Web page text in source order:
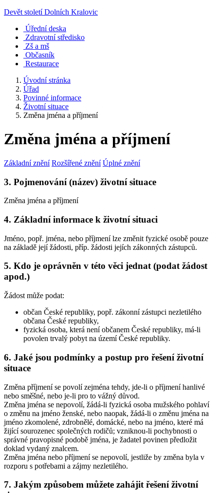
Devět století Dolních Kralovic
Úřední deska
Zdravotní středisko
Zš a mš
Občasník
Restaurace
Úvodní stránka
Úřad
Povinné informace
Životní situace
Změna jména a příjmení
Změna jména a příjmení
Základní znění Rozšířené znění Úplné znění
3. Pojmenování (název) životní situace
Změna jména a příjmení
4. Základní informace k životní situaci
Jméno, popř. jména, nebo příjmení lze změnit fyzické osobě pouze
na základě její žádosti, příp. žádosti jejích zákonných zástupců.
5. Kdo je oprávněn v této věci jednat (podat žádost
apod.)
Žádost může podat:
občan České republiky, popř. zákonní zástupci nezletilého
občana České republiky,
fyzická osoba, která není občanem České republiky, má-li
povolen trvalý pobyt na území České republiky.
6. Jaké jsou podmínky a postup pro řešení životní
situace
Změna příjmení se povolí zejména tehdy, jde-li o příjmení hanlivé
nebo směšné, nebo je-li pro to vážný důvod.
Změna jména se nepovolí, žádá-li fyzická osoba mužského pohlaví
o změnu na jméno ženské, nebo naopak, žádá-li o změnu jména na
jméno zkomolené, zdrobnělé, domácké, nebo na jméno, které má
žijící sourozenec společných rodičů; vzniknou-li pochybnosti o
správné pravopisné podobě jména, je žadatel povinen předložit
doklad vydaný znalcem.
Změna jména nebo příjmení se nepovolí, jestliže by změna byla v
rozporu s potřebami a zájmy nezletilého.
7. Jakým způsobem můžete zahájit řešení životní